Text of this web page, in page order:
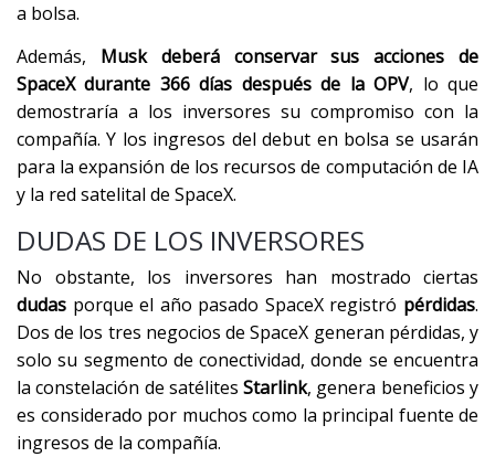
a bolsa.
Además, Musk deberá conservar sus acciones de
SpaceX durante 366 días después de la OPV, lo que
demostraría a los inversores su compromiso con la
compañía. Y los ingresos del debut en bolsa se usarán
para la expansión de los recursos de computación de IA
y la red satelital de SpaceX.
DUDAS DE LOS INVERSORES
No obstante, los inversores han mostrado ciertas
dudas porque el año pasado SpaceX registró pérdidas.
Dos de los tres negocios de SpaceX generan pérdidas, y
solo su segmento de conectividad, donde se encuentra
la constelación de satélitesStarlink, genera beneficios y
es considerado por muchos como la principal fuente de
ingresos de la compañía.